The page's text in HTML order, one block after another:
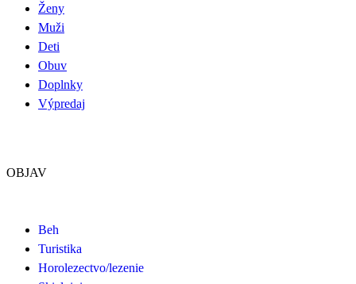
Ženy
Muži
Deti
Obuv
Doplnky
Výpredaj
OBJAV
Beh
Turistika
Horolezectvo/lezenie